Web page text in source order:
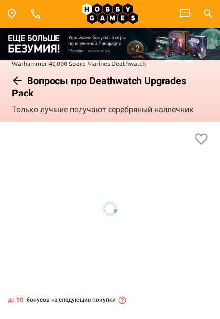
Warhammer 40,000Space Marines Deathwatch
Вопросы про Deathwatch Upgrades
Pack
Только лучшие получают серебряный наплечник
до 90 бонусов на следующие покупки